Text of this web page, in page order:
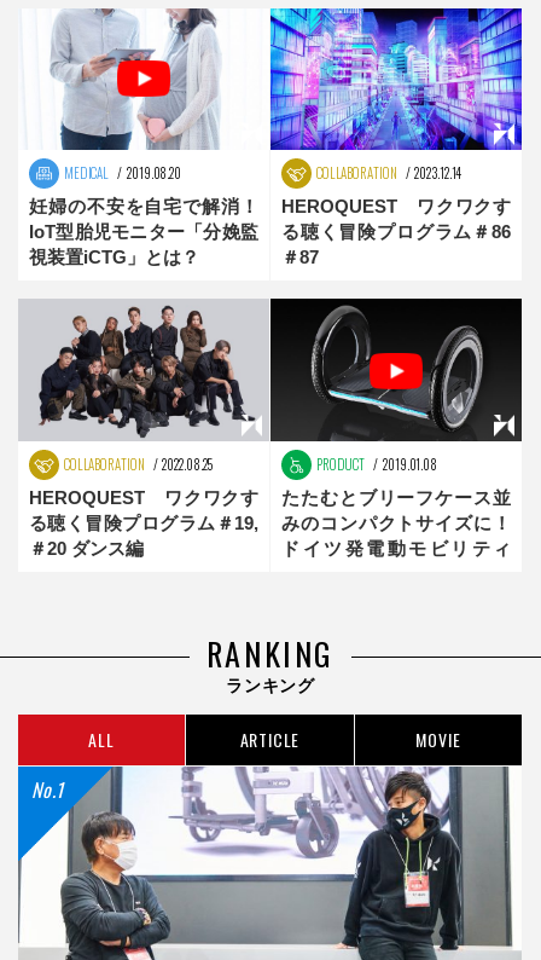
MEDICAL 2019.08.20
妊婦の不安を自宅で解消！
IoT型胎児モニター「分娩監
視装置iCTG」とは？
COLLABORATION 2023.12.14
HEROQUEST ワクワクす
る聴く冒険プログラム＃86
＃87
COLLABORATION 2022.08.25
HEROQUEST ワクワクす
る聴く冒険プログラム＃19,
＃20 ダンス編
PRODUCT 2019.01.08
たたむとブリーフケース並
みのコンパクトサイズに！
ドイツ発電動モビリティ
RANKING
ランキング
ALL ARTICLE MOVIE